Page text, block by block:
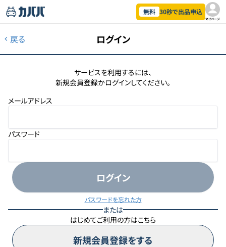
無料 30秒で出品申込
マイページ
戻る ログイン
サービスを利用するには、
新規会員登録かログインしてください。
メールアドレス
パスワード
ログイン
パスワードを忘れた方
または
はじめてご利用の方はこちら
新規会員登録をする